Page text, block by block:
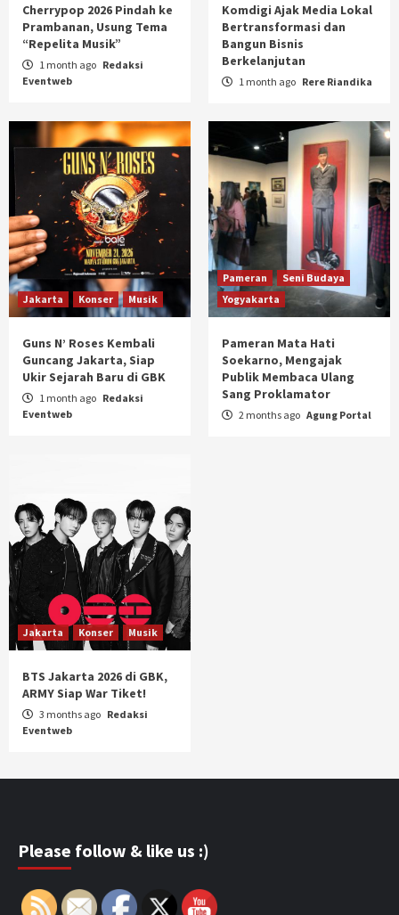
Cherrypop 2026 Pindah ke
Prambanan, Usung Tema
“Repelita Musik”
1 month ago Redaksi
Eventweb
Komdigi Ajak Media Lokal
Bertransformasi dan
Bangun Bisnis
Berkelanjutan
1 month ago Rere Riandika
Jakarta Konser Musik
Guns N’ Roses Kembali
Guncang Jakarta, Siap
Ukir Sejarah Baru di GBK
1 month ago Redaksi
Eventweb
Pameran
Seni Budaya
Yogyakarta
Pameran Mata Hati
Soekarno, Mengajak
Publik Membaca Ulang
Sang Proklamator
2 months ago Agung Portal
Jakarta Konser Musik
BTS Jakarta 2026 di GBK,
ARMY Siap War Tiket!
3 months ago Redaksi
Eventweb
Please follow & like us :)